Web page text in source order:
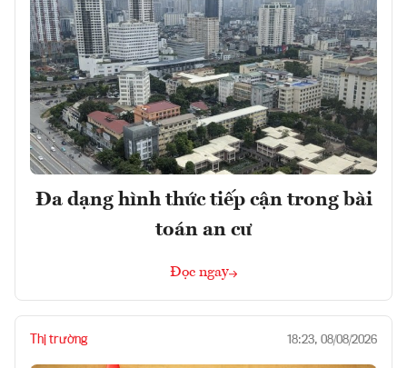
Đa dạng hình thức tiếp cận trong bài
toán an cư
Đọc ngay
Thị trường 18:23, 08/08/2026